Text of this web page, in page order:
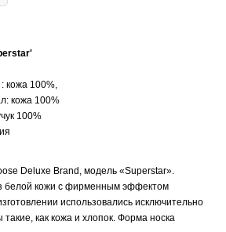
кожа 100%,
кожа 100%
100%
Deluxe Brand, модель «Superstar».
белой кожи с фирменным эффектом
использовались исключительно
как кожа и хлопок. Форма носка